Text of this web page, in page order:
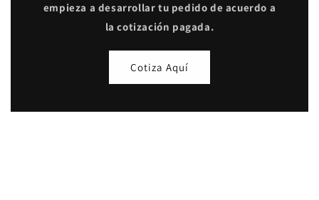
empieza a desarrollar tu pedido de acuerdo a
la cotización pagada.
Cotiza Aquí